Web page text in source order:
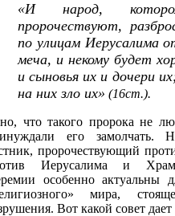
«И народ,
пророчествуют,
по улицам Иерусалима
меча, и некому будет
и сыновья их и дочери
на них зло их» (16ст.).
что такого пророка не
его замолчать.
пророчествующий
Иерусалима и
особенно актуальны
мира,
Вот какой совет